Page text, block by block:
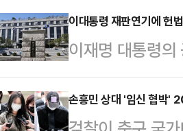
로 한 검찰개혁
조계는 검찰개
대한 전문적인
박한 가운데 법
예정되어 있었
직권 보석을 한
있으므로 별건
이대통령 재판연기에 헌
이재명 대통령
통령의 불소추
과 관련해 헌법
손흥민 상대 '임신 협박'